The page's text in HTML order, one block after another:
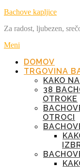
Preskoči
vsebino
Bachove kapljice
Za radost, ljubezen,
Meni
DOMOV
TRGOVINA
KAKO
38
OTROKE
OTROCI